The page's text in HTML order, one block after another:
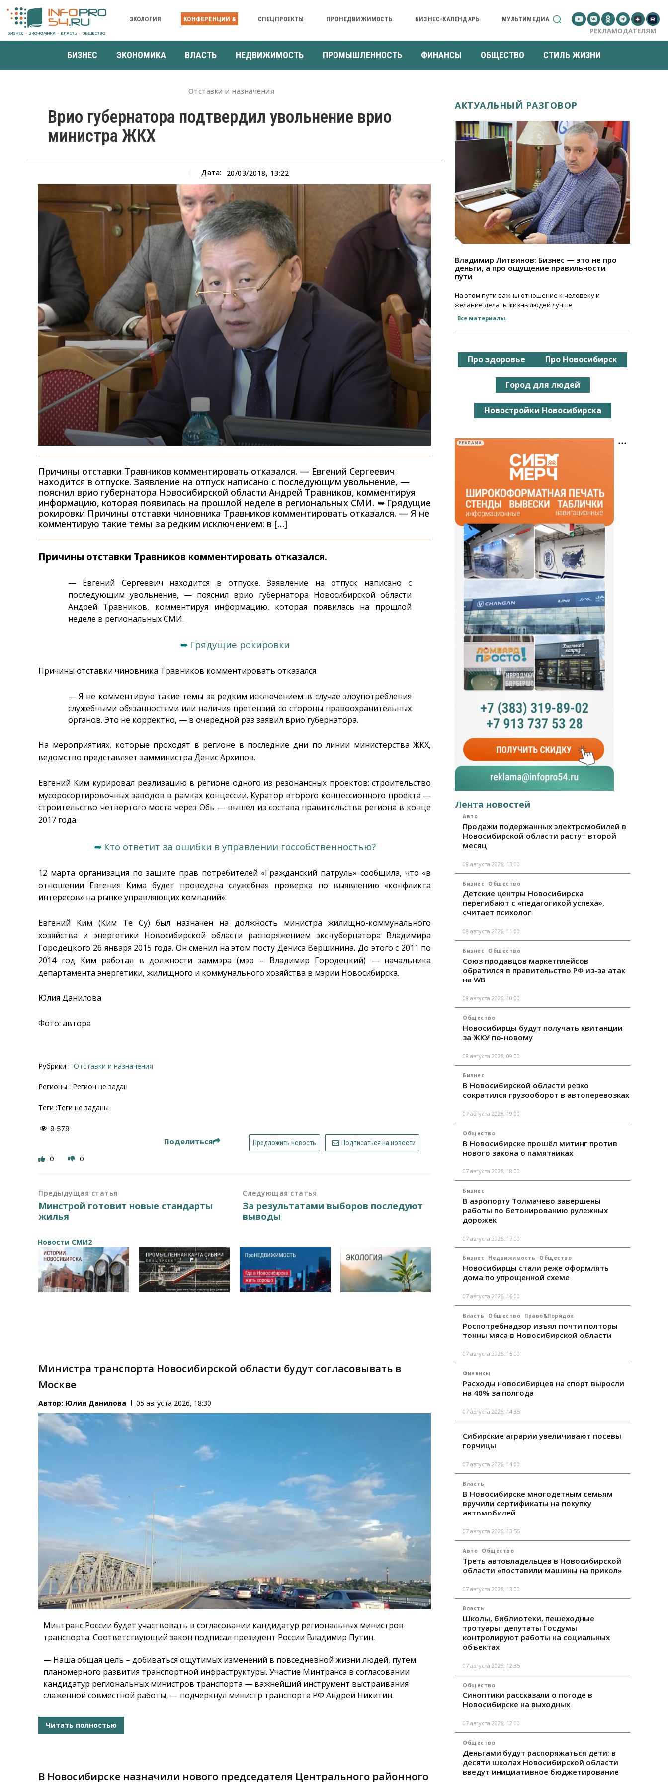
ЭКОЛОГИЯ КОНФЕРЕНЦИИ & СПЕЦПРОЕКТЫ ПРОНЕДВИЖИМОСТЬ БИЗНЕС-КАЛЕНДАРЬ МУЛЬТИМЕДИА
РЕКЛАМОДАТЕЛЯМ
БИЗНЕС ЭКОНОМИКА ВЛАСТЬ НЕДВИЖИМОСТЬ ПРОМЫШЛЕННОСТЬ ФИНАНСЫ ОБЩЕСТВО СТИЛЬ ЖИЗНИ
Отставки и назначения
Врио губернатора подтвердил увольнение врио
министра ЖКХ
Дата: 20/03/2018, 13:22
Причины отставки Травников комментировать отказался. — Евгений Сергеевич
находится в отпуске. Заявление на отпуск написано с последующим увольнение, —
пояснил врио губернатора Новосибирской области Андрей Травников, комментируя
информацию, которая появилась на прошлой неделе в региональных СМИ. ➥ Грядущие
рокировки Причины отставки чиновника Травников комментировать отказался. — Я не
комментирую такие темы за редким исключением: в […]
Причины отставки Травников комментировать отказался.
— Евгений Сергеевич находится в отпуске. Заявление на отпуск написано с
последующим увольнение, — пояснил врио губернатора Новосибирской области
Андрей Травников, комментируя информацию, которая появилась на прошлой
неделе в региональных СМИ.
➥ Грядущие рокировки
Причины отставки чиновника Травников комментировать отказался.
— Я не комментирую такие темы за редким исключением: в случае злоупотребления
служебными обязанностями или наличия претензий со стороны правоохранительных
органов. Это не корректно, — в очередной раз заявил врио губернатора.
На мероприятиях, которые проходят в регионе в последние дни по линии министерства ЖКХ,
ведомство представляет замминистра Денис Архипов.
Евгений Ким курировал реализацию в регионе одного из резонансных проектов: строительство
мусоросортировочных заводов в рамках концессии. Куратор второго концессионного проекта —
строительство четвертого моста через Обь — вышел из состава правительства региона в конце
2017 года.
➥ Кто ответит за ошибки в управлении госсобственностью?
12 марта организация по защите прав потребителей «Гражданский патруль» сообщила, что «в
отношении Евгения Кима будет проведена служебная проверка по выявлению «конфликта
интересов» на рынке управляющих компаний».
Евгений Ким (Ким Те Су) был назначен на должность министра жилищно-коммунального
хозяйства и энергетики Новосибирской области распоряжением экс-губернатора Владимира
Городецкого 26 января 2015 года. Он сменил на этом посту Дениса Вершинина. До этого с 2011 по
2014 год Ким работал в должности заммэра (мэр – Владимир Городецкий) — начальника
департамента энергетики, жилищного и коммунального хозяйства в мэрии Новосибирска.
Юлия Данилова
Фото: автора
Рубрики : Отставки и назначения
Регионы : Регион не задан
Теги :Теги не заданы
9 579
Поделиться Предложить новость Подписаться на новости
0 0
Предыдущая статья
Минстрой готовит новые стандарты
жилья
Следующая статья
За результатами выборов последуют
выводы
Новости СМИ2
Министра транспорта Новосибирской области будут согласовывать в
Москве
Автор: Юлия Данилова 05 августа 2026, 18:30
Минтранс России будет участвовать в согласовании кандидатур региональных министров
транспорта. Соответствующий закон подписал президент России Владимир Путин.
— Наша общая цель – добиваться ощутимых изменений в повседневной жизни людей, путем
планомерного развития транспортной инфраструктуры. Участие Минтранса в согласовании
кандидатур региональных министров транспорта — важнейший инструмент выстраивания
слаженной совместной работы, — подчеркнул министр транспорта РФ Андрей Никитин.
Читать полностью
В Новосибирске назначили нового председателя Центрального районного
АКТУАЛЬНЫЙ РАЗГОВОР
Владимир Литвинов: Бизнес — это не про
деньги, а про ощущение правильности
пути
На этом пути важны отношение к человеку и
желание делать жизнь людей лучше
Все материалы
Про здоровье Про Новосибирск
Город для людей
Новостройки Новосибирска
РЕКЛАМА
Лента новостей
Авто
Продажи подержанных электромобилей в
Новосибирской области растут второй
месяц
08 августа 2026, 13:00
Бизнес Общество
Детские центры Новосибирска
перегибают с «педагогикой успеха»,
считает психолог
08 августа 2026, 11:00
Бизнес Общество
Союз продавцов маркетплейсов
обратился в правительство РФ из-за атак
на WB
08 августа 2026, 10:00
Общество
Новосибирцы будут получать квитанции
за ЖКУ по-новому
08 августа 2026, 09:00
Бизнес
В Новосибирской области резко
сократился грузооборот в автоперевозках
07 августа 2026, 19:00
Общество
В Новосибирске прошёл митинг против
нового закона о памятниках
07 августа 2026, 18:00
Бизнес
В аэропорту Толмачёво завершены
работы по бетонированию рулежных
дорожек
07 августа 2026, 17:00
Бизнес Недвижимость Общество
Новосибирцы стали реже оформлять
дома по упрощенной схеме
07 августа 2026, 16:00
Власть Общество Право&Порядок
Роспотребнадзор изъял почти полторы
тонны мяса в Новосибирской области
07 августа 2026, 15:00
Финансы
Расходы новосибирцев на спорт выросли
на 40% за полгода
07 августа 2026, 14:35
Сибирские аграрии увеличивают посевы
горчицы
07 августа 2026, 14:00
Власть
В Новосибирске многодетным семьям
вручили сертификаты на покупку
автомобилей
07 августа 2026, 13:55
Авто Общество
Треть автовладельцев в Новосибирской
области «поставили машины на прикол»
07 августа 2026, 13:00
Власть
Школы, библиотеки, пешеходные
тротуары: депутаты Госдумы
контролируют работы на социальных
объектах
07 августа 2026, 12:35
Общество
Синоптики рассказали о погоде в
Новосибирске на выходных
07 августа 2026, 12:00
Общество
Деньгами будут распоряжаться дети: в
десяти школах Новосибирской области
введут инициативное бюджетирование